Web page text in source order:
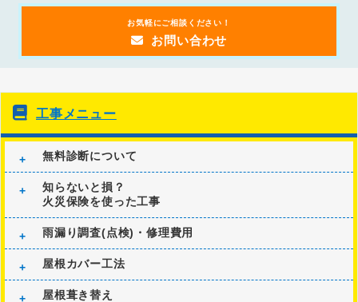
お気軽にご相談ください！
お問い合わせ
工事メニュー
無料診断について
知らないと損？
火災保険を使った工事
雨漏り調査(点検)・修理費用
屋根カバー工法
屋根葺き替え